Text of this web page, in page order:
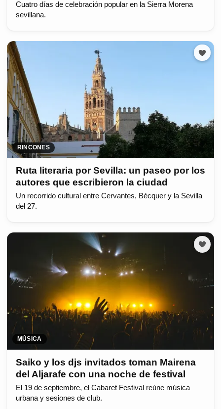
Cuatro días de celebración popular en la Sierra Morena
sevillana.
RINCONES
Ruta literaria por Sevilla: un paseo por los
autores que escribieron la ciudad
Un recorrido cultural entre Cervantes, Bécquer y la Sevilla
del 27.
MÚSICA
Saiko y los djs invitados toman Mairena
del Aljarafe con una noche de festival
El 19 de septiembre, el Cabaret Festival reúne música
urbana y sesiones de club.